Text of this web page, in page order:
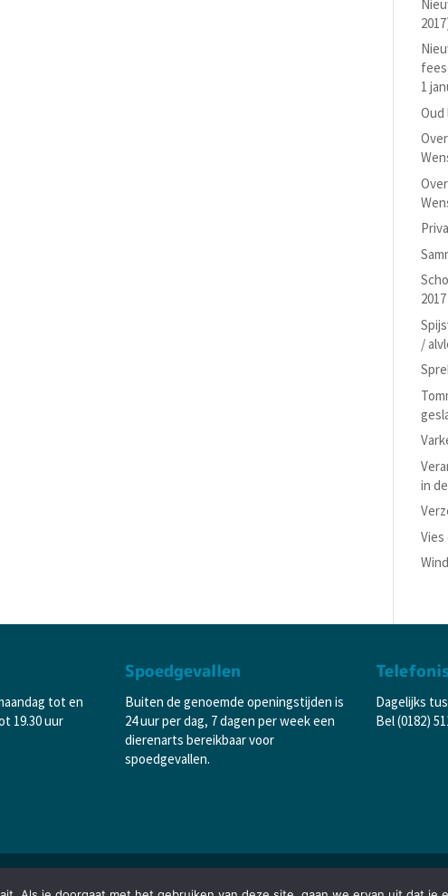
1
Oud
2017
/
in
tot en
19.30 uur
Spoedgevallen
Buiten de genoemde openingstijden is
24 uur per dag, 7 dagen per week een
dierenarts bereikbaar voor
spoedgevallen.
Dagelijks
Bel (0182)